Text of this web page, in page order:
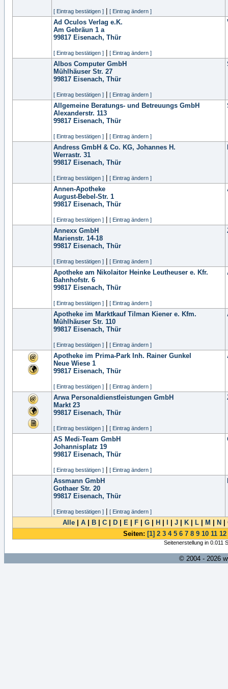
[ Eintrag bestätigen ] [ Eintrag ändern ]
Ad Oculos Verlag e.K.
Am Gebräun 1 a
99817 Eisenach, Thür
[ Eintrag bestätigen ] [ Eintrag ändern ]
Albos Computer GmbH
Mühlhäuser Str. 27
99817 Eisenach, Thür
[ Eintrag bestätigen ] [ Eintrag ändern ]
Allgemeine Beratungs- und Betreuungs GmbH
Alexanderstr. 113
99817 Eisenach, Thür
[ Eintrag bestätigen ] [ Eintrag ändern ]
Andress GmbH & Co. KG, Johannes H.
Werrastr. 31
99817 Eisenach, Thür
[ Eintrag bestätigen ] [ Eintrag ändern ]
Annen-Apotheke
August-Bebel-Str. 1
99817 Eisenach, Thür
[ Eintrag bestätigen ] [ Eintrag ändern ]
Annexx GmbH
Marienstr. 14-18
99817 Eisenach, Thür
[ Eintrag bestätigen ] [ Eintrag ändern ]
Apotheke am Nikolaitor Heinke Leutheuser e. Kfr.
Bahnhofstr. 6
99817 Eisenach, Thür
[ Eintrag bestätigen ] [ Eintrag ändern ]
Apotheke im Marktkauf Tilman Kiener e. Kfm.
Mühlhäuser Str. 110
99817 Eisenach, Thür
[ Eintrag bestätigen ] [ Eintrag ändern ]
Apotheke im Prima-Park Inh. Rainer Gunkel
Neue Wiese 1
99817 Eisenach, Thür
[ Eintrag bestätigen ] [ Eintrag ändern ]
Arwa Personaldienstleistungen GmbH
Markt 23
99817 Eisenach, Thür
[ Eintrag bestätigen ] [ Eintrag ändern ]
AS Medi-Team GmbH
Johannisplatz 19
99817 Eisenach, Thür
[ Eintrag bestätigen ] [ Eintrag ändern ]
Assmann GmbH
Gothaer Str. 20
99817 Eisenach, Thür
[ Eintrag bestätigen ] [ Eintrag ändern ]
Alle A B C D E F G H J K L M N
Seiten: [1] 2 3 4 5 6 7 8 9 10 11 12
Seitenerstellung in 0.011
© 2004 - 2026